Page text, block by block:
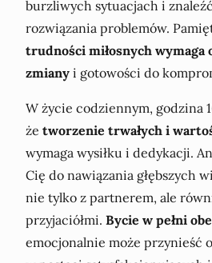
burzliwych sytuacjach i
rozwiązania problemów.
trudności miłosnych wymaga
zmiany i gotowości do
W życie codziennym, godzina
że tworzenie trwałych i
wymaga wysiłku i dedykacji.
Cię do nawiązania głębszych
nie tylko z partnerem, ale
przyjaciółmi. Bycie w pełni
emocjonalnie może przynieść